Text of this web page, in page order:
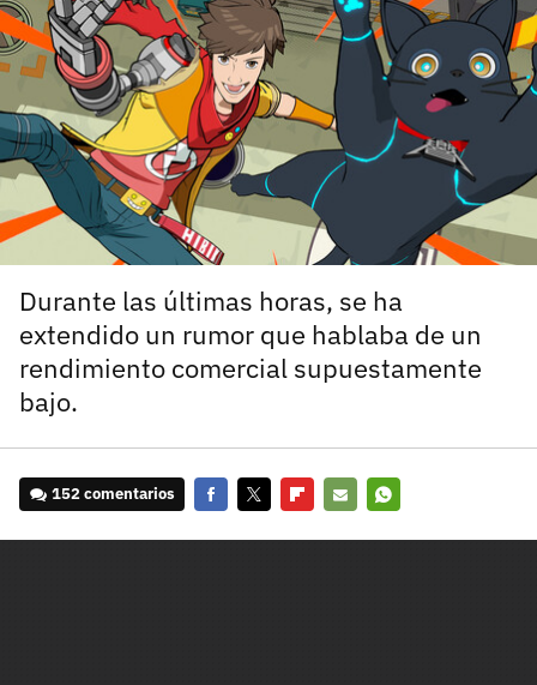
Durante las últimas horas, se ha
extendido un rumor que hablaba de un
rendimiento comercial supuestamente
bajo.
152 comentarios
¿Todavía no tienes cuenta?
Regístrate gratis
El inicio de sesión con Facebook ya no está
disponible, pero puedes seguir usando tu cuenta
de 3DJuegos:
Recupera tu acceso con Facebook
carácter inicial), pero no mayúsculas, espacios, tildes
o caracteres especiales.
He leído y acepto la
politica de privacidad y
de participación
Registrarse en 3DJuegos
¿Ya tienes cuenta?
Entra en 3DJuegos